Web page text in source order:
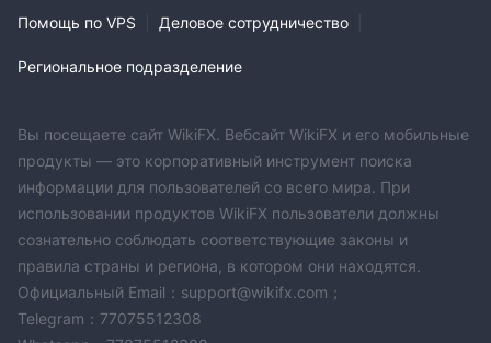
Помощь по VPS Деловое сотрудничество
Региональное подразделение
Вы посещаете сайт WikiFX. Вебсайт WikiFX и его мобильные
продукты — это корпоративный инструмент поиска
информации для пользователей со всего мира. При
использовании продуктов WikiFX пользователи должны
сознательно соблюдать соответствующие законы и
правила страны и региона, в котором они находятся.
Официальный Email：support@wikifx.com；
Telegram：77075512308